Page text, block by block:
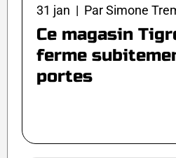
31 jan | Par Simone
Ce magasin
ferme
portes